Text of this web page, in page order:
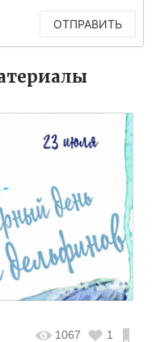
ОТПРАВИТЬ
1067 1